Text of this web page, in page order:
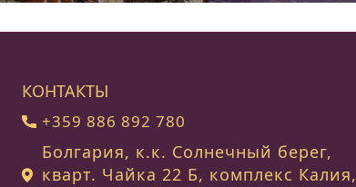
КОНТАКТЫ
+359 886 892 780
Болгария, к.к. Солнечный берег,
кварт. Чайка 22 Б, комплекс Калия,